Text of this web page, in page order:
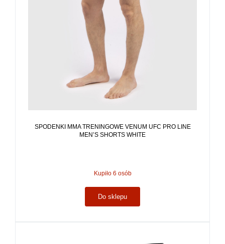
SPODENKI MMA TRENINGOWE VENUM UFC PRO LINE
MEN’S SHORTS WHITE
Kupiło 6 osób
Do sklepu